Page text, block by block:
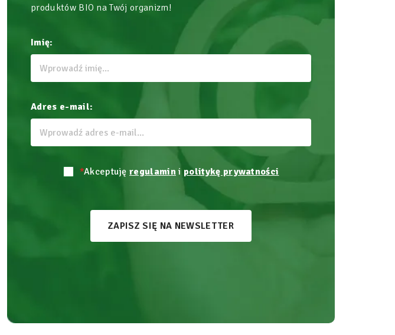
produktów BIO na Twój organizm!
Imię:
Adres e-mail:
*Akceptujęregulamin i politykę prywatności
ZAPISZ SIĘ NA NEWSLETTER